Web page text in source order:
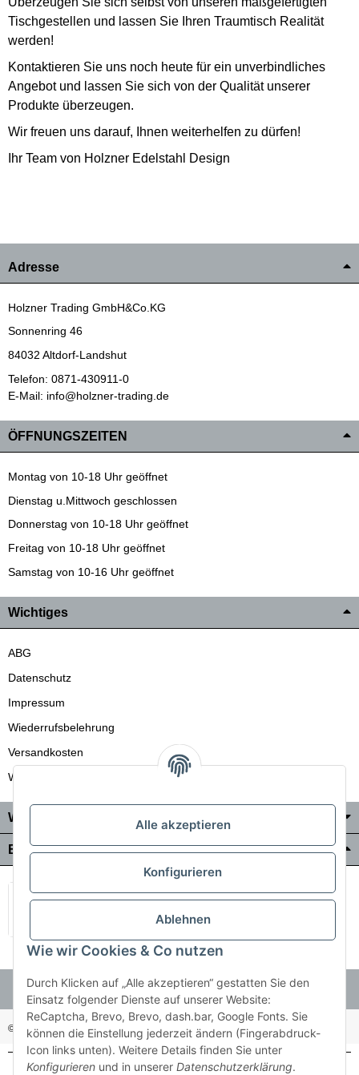
Tischgestellen und lassen Sie Ihren Traumtisch Realität
werden!
Kontaktieren Sie uns noch heute für ein unverbindliches
Angebot und lassen Sie sich von der Qualität unserer
Produkte überzeugen.
Wir freuen uns darauf, Ihnen weiterhelfen zu dürfen!
Ihr Team von Holzner Edelstahl Design
Adresse
Holzner Trading GmbH&Co.KG
Sonnenring 46
84032 Altdorf-Landshut
Telefon: 0871-430911-0
E-Mail: info@holzner-trading.de
ÖFFNUNGSZEITEN
Montag von 10-18 Uhr geöffnet
Dienstag u.Mittwoch geschlossen
Donnerstag von 10-18 Uhr geöffnet
Freitag von 10-18 Uhr geöffnet
Samstag von 10-16 Uhr geöffnet
Wichtiges
ABG
Datenschutz
Impressum
Wiederrufsbelehrung
Versandkosten
Wir liefern auch in die Schweiz
Wo Sie uns finden
Bezahlung & Versand
© Holzner-Trading GmbH&Co KG Besucherzähler: 3511255
Alle akzeptieren
Konfigurieren
Ablehnen
Wie wir Cookies & Co nutzen
Durch Klicken auf „Alle akzeptieren“ gestatten Sie den
Einsatz folgender Dienste auf unserer Website:
ReCaptcha, Brevo, Brevo, dash.bar, Google Fonts. Sie
können die Einstellung jederzeit ändern (Fingerabdruck-
Icon links unten). Weitere Details finden Sie unter
Konfigurieren und in unserer Datenschutzerklärung.